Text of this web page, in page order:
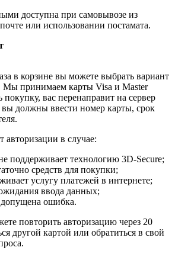
доступна при самовывозе из
или использовании постамата.
в корзине вы можете выбрать вариант
Мы принимаем карты Visa и Master
вас перенаправит на сервер
вы должны ввести номер карты, срок
авторизации в случае:
поддерживает технологию 3D-Secure;
средств для покупки;
услугу платежей в интернете;
ввода данных;
ошибка.
повторить авторизацию через 20
другой картой или обратиться в свой